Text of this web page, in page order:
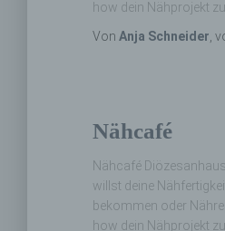
how dein Nähprojekt
Von Anja Schneider ,
Nähcafé
Nähcafé
willst deine
bekommen oder
how dein Nähprojekt